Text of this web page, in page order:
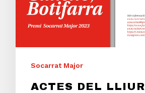
Socarrat Major
ACTES DEL